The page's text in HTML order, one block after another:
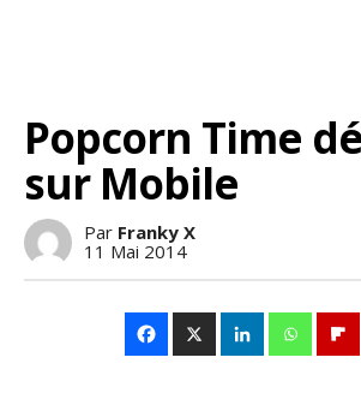
Popcorn Time
sur Mobile
Par Franky X
11 Mai 2014